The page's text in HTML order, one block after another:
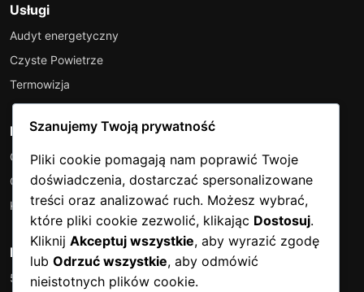
Usługi
Audyt energetyczny
Czyste Powietrze
Termowizja
Firma
O nas
Cennik
Kontakt
Kontakt
575 760 904
Szanujemy Twoją prywatność
Pliki cookie pomagają nam poprawić Twoje
doświadczenia, dostarczać spersonalizowane
treści oraz analizować ruch. Możesz wybrać,
które pliki cookie zezwolić, klikając Dostosuj.
Kliknij Akceptuj wszystkie, aby wyrazić zgodę
lub Odrzuć wszystkie, aby odmówić
nieistotnych plików cookie.